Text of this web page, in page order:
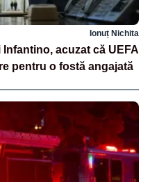
Ionuț Nichita
acuzat că UEFA
pentru o fostă angajată